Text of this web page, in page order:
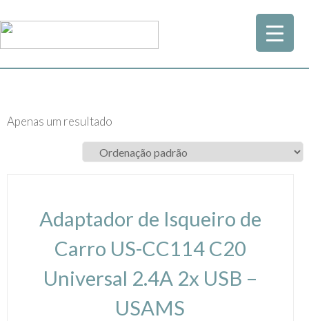
Apenas um resultado
Adaptador de Isqueiro de
Carro US-CC114 C20
Universal 2.4A 2x USB –
USAMS